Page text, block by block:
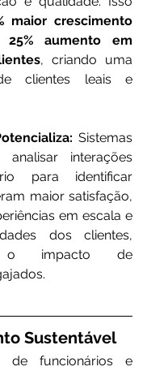
maior crescimento
25% aumento em
, criando uma
clientes leais e
Sistemas
interações
para identificar
maior satisfação,
em escala e
dos clientes,
o impacto de
Sustentável
de funcionários e